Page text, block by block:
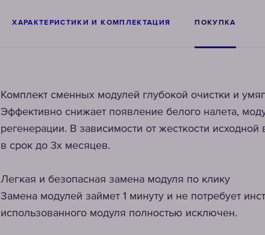
ХАРАКТЕРИСТИКИ И КОМПЛЕКТАЦИЯ ПОКУПКА
Комплект сменных модулей глубокой очистки и
Эффективно снижает появление белого налета,
регенерации. В зависимости от жесткости
в срок до 3х месяцев.
Легкая и безопасная замена модуля по клику
Замена модулей займет 1 минуту и не потребует
использованного модуля полностью исключен.